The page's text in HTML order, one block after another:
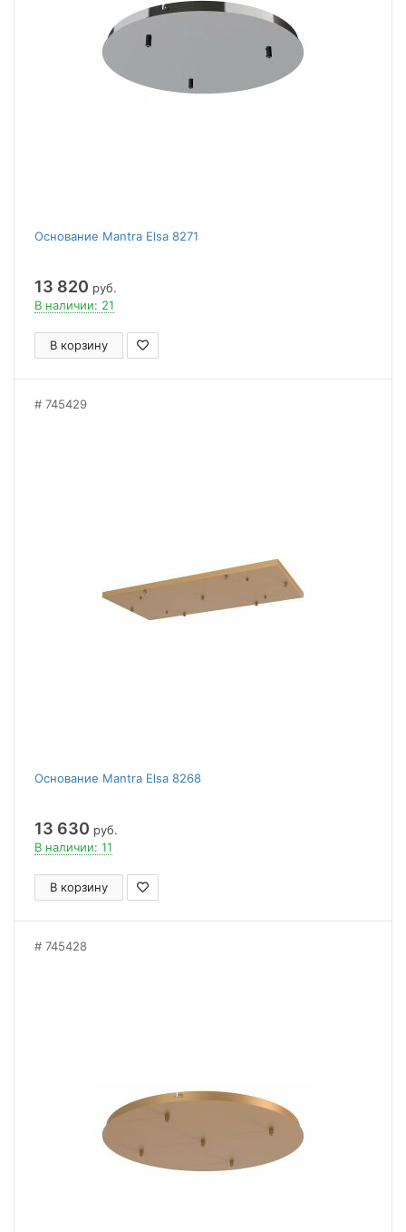
Основание Mantra Elsa 8271
13 820 руб.
В наличии: 21
В корзину
745429
Основание Mantra Elsa 8268
13 630 руб.
В наличии: 11
В корзину
745428